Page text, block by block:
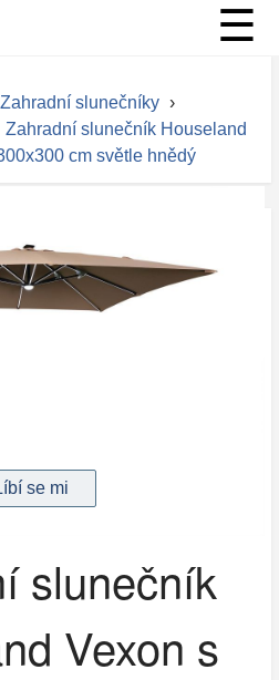
☰
Zahradní slunečníky ›
Zahradní slunečník Houseland
cm světle hnědý
slunečník
Vexon s